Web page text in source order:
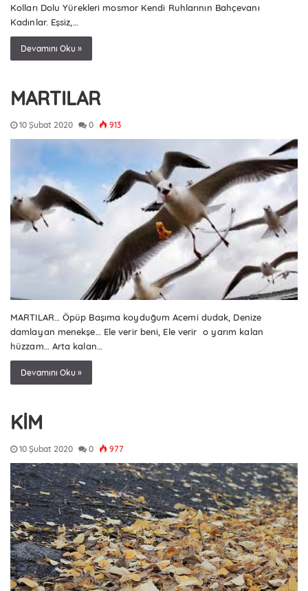
Kolları Dolu Yürekleri mosmor Kendi Ruhlarının Bahçevanı
Kadınlar. Eşsiz,…
Devamını Oku »
MARTILAR
10 Şubat 2020 0 913
MARTILAR… Öpüp Başıma koyduğum Acemi dudak, Denize
damlayan menekşe… Ele verir beni, Ele verir o yarım kalan
hüzzam… Arta kalan…
Devamını Oku »
KİM
10 Şubat 2020 0 977